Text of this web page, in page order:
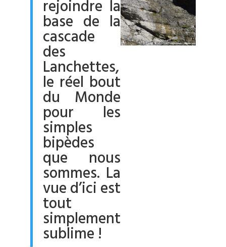
rejoindre la
base de la
cascade
des
Lanchettes,
le réel bout
du Monde
pour les
simples
bipèdes
que nous
sommes. La
vue d’ici est
tout
simplement
sublime !